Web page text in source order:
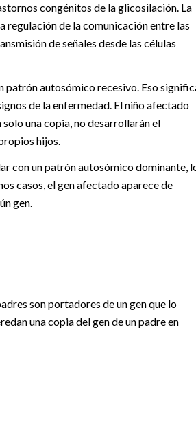
congénitos de la glicosilación. La
regulación de la comunicación entre las
de señales desde las células
patrón autosómico recesivo. Eso
de la enfermedad. El niño afectado
una copia, no desarrollarán el
hijos.
con un patrón autosómico dominante,
casos, el gen afectado aparece de
gen.
son portadores de un gen que lo
una copia del gen de un padre en